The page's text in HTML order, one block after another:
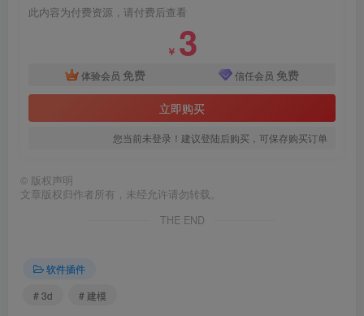
此内容为付费资源，请付费后查看
￥ 3
体验会员 免费 信任会员 免费
立即购买
您当前未登录！建议登陆后购买，可保存购买订单
© 版权声明
文章版权归作者所有，未经允许请勿转载。
THE END
软件插件
# 3d
# 建模